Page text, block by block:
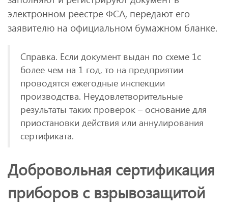
электронном реестре ФСА, передают его
заявителю на официальном бумажном бланке.
Справка. Если документ выдан по схеме 1с
более чем на 1 год, то на предприятии
проводятся ежегодные инспекции
производства. Неудовлетворительные
результаты таких проверок – основание для
приостановки действия или аннулирования
сертификата.
Добровольная сертификация
приборов с взрывозащитой